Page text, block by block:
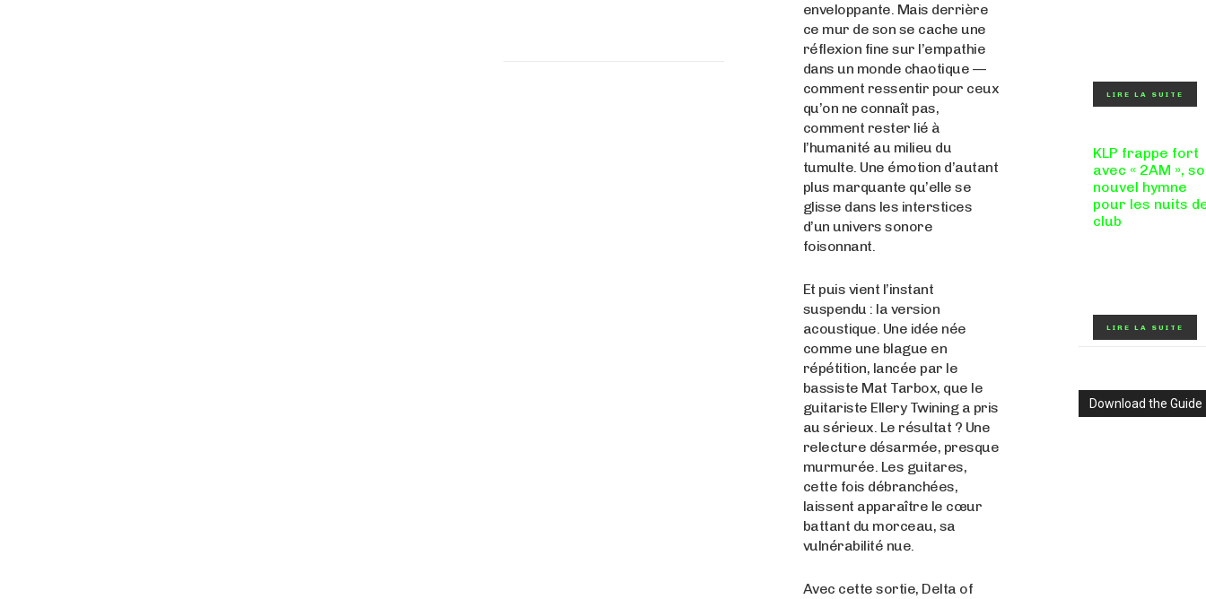
enveloppante. Mais derrière
ce mur de son se cache une
réflexion fine sur l’empathie
dans un monde chaotique —
comment ressentir pour ceux
qu’on ne connaît pas,
comment rester lié à
l’humanité au milieu du
tumulte. Une émotion d’autant
plus marquante qu’elle se
glisse dans les interstices
d’un univers sonore
foisonnant.
Et puis vient l’instant
suspendu : la version
acoustique. Une idée née
comme une blague en
répétition, lancée par le
bassiste Mat Tarbox, que le
guitariste Ellery Twining a pris
au sérieux. Le résultat ? Une
relecture désarmée, presque
murmurée. Les guitares,
cette fois débranchées,
laissent apparaître le cœur
battant du morceau, sa
vulnérabilité nue.
Avec cette sortie, Delta of
LIRE LA SUITE
KLP frappe fort
avec « 2AM »,
nouvel hymne
pour les nuits
club
LIRE LA SUITE
Download the Guide